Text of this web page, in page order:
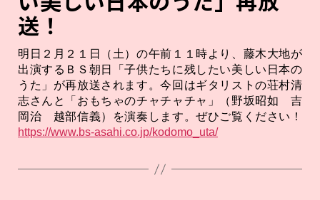
送！
明日２月２１日（土）の午前１１時より、藤木大地が
出演するＢＳ朝日「子供たちに残したい美しい日本の
うた」が再放送されます。今回はギタリストの荘村清
志さんと「おもちゃのチャチャチャ」（野坂昭如 吉
岡治 越部信義）を演奏します。ぜひご覧ください！
https://www.bs-asahi.co.jp/kodomo_uta/